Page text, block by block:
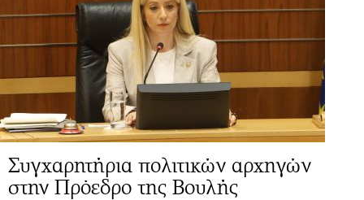
Συγχαρητήρια πολιτικών αρχηγών
στην Πρόεδρο της Βουλής